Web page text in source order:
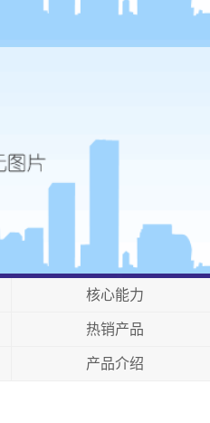
核心能力
热销产品
产品介绍